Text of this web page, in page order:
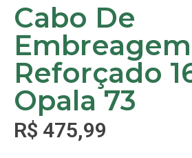
Cabo De
Embreagem
Reforçado
Opala 73
R$ 475,99